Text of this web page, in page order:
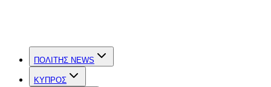
ΠΟΛΙΤΗΣ NEWS
ΚΥΠΡΟΣ